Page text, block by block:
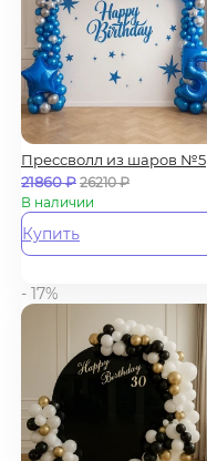
Прессволл из шаров №5
21860₽ 26210₽
В наличии
Купить
- 17%